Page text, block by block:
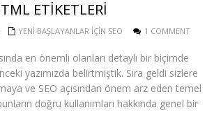
ETIKETLERI
YENI BAŞLAYANLAR IÇIN SEO 1 COMMENT
en önemli olanları detaylı bir biçimde
yazımızda belirtmiştik. Sıra geldi sizlere
ve SEO açısından önem arz eden temel
doğru kullanımları hakkında genel bir